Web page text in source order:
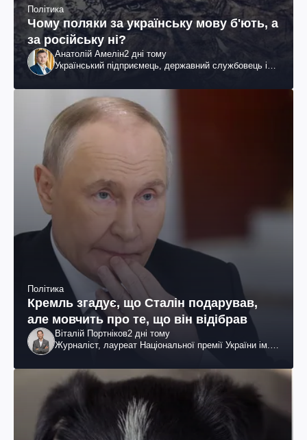
Політика
Чому поляки за українську мову б'ють, а
за російську ні?
Анатолій Амелін2 дні тому
Український підприємець, державний службовець і
Політика
Кремль згадує, що Сталін подарував,
але мовчить про те, що він відібрав
Віталій Портніков2 дні тому
Журналіст, лауреат Національної премії України ім.